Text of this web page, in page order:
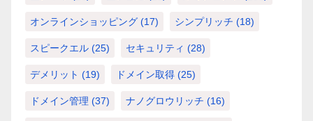
オンラインショッピング (17) シンプリッチ (18)
スピークエル (25) セキュリティ (28)
デメリット (19) ドメイン取得 (25)
ドメイン管理 (37) ナノグロウリッチ (16)